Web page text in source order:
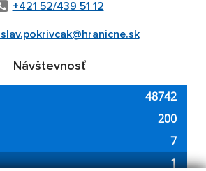
+421 52/439 51 12
Návštevnosť